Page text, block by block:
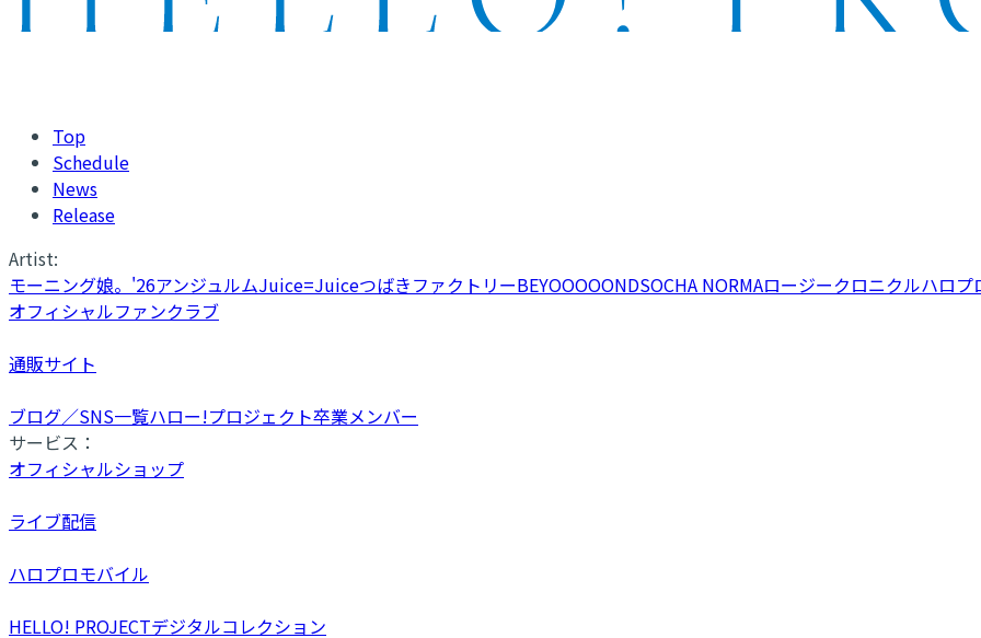
Top
Schedule
News
Release
Artist:
モーニング娘。'26アンジュルムJuice=JuiceつばきファクトリーBEYOOOOONDSOCHA NORMAロージークロニクルハロプ
オフィシャルファンクラブ
通販サイト
ブログ／SNS一覧ハロー!プロジェクト卒業メンバー
サービス：
オフィシャルショップ
ライブ配信
ハロプロモバイル
HELLO! PROJECTデジタルコレクション